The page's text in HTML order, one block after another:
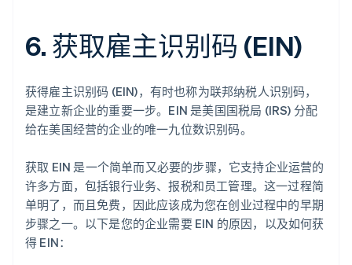
6. 获取雇主识别码 (EIN)
获得雇主识别码 (EIN)，有时也称为联邦纳税人识别码，
是建立新企业的重要一步。EIN 是美国国税局 (IRS) 分配
给在美国经营的企业的唯一九位数识别码。
获取 EIN 是一个简单而又必要的步骤，它支持企业运营的
许多方面，包括银行业务、报税和员工管理。这一过程简
单明了，而且免费，因此应该成为您在创业过程中的早期
步骤之一。以下是您的企业需要 EIN 的原因，以及如何获
得 EIN：